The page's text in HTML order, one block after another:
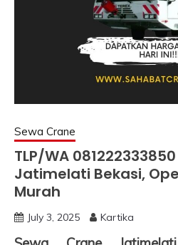
Sewa Crane
TLP/WA
Jatimelati Bekasi,
Murah
July 3, 2025 Kartika